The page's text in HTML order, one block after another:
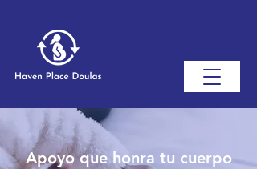
Apoyo que honra tu cuerpo